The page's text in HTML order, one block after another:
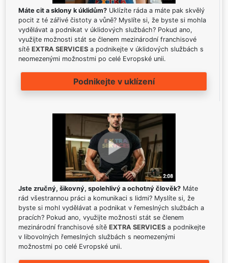
Máte cit a sklony k úklidům? Uklízíte ráda a máte pak skvělý
pocit z té zářivé čistoty a vůně? Myslíte si, že byste si mohla
vydělávat a podnikat v úklidových službách? Pokud ano,
využijte možnosti stát se členem mezinárodní franchisové
sítě EXTRA SERVICES a podnikejte v úklidových službách s
neomezenými možnostmi po celé Evropské unii.
Podnikejte v uklízení
Jste zručný, šikovný, spolehlivý a ochotný člověk? Máte
rád všestrannou práci a komunikaci s lidmi? Myslíte si, že
byste si mohl vydělávat a podnikat v řemeslných službách a
pracích? Pokud ano, využijte možnosti stát se členem
mezinárodní franchisové sítě EXTRA SERVICES a podnikejte
v libovolných řemeslných službách s neomezenými
možnostmi po celé Evropské unii.